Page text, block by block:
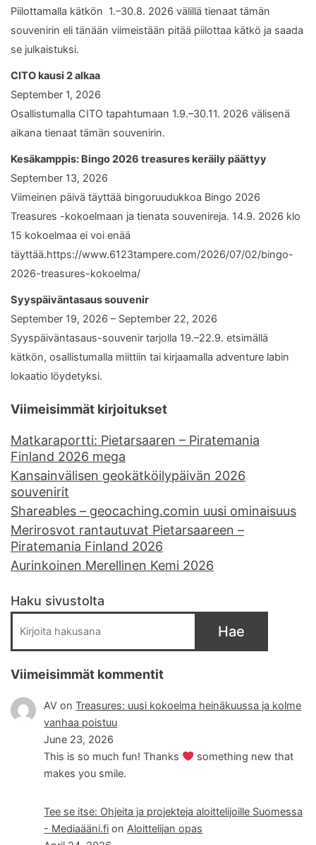
Piilottamalla kätkön 1.–30.8. 2026 välillä tienaat tämän
souvenirin eli tänään viimeistään pitää piilottaa kätkö ja saada
se julkaistuksi.
CITO kausi 2 alkaa
September 1, 2026
Osallistumalla CITO tapahtumaan 1.9.–30.11. 2026 välisenä
aikana tienaat tämän souvenirin.
Kesäkamppis: Bingo 2026 treasures keräily päättyy
September 13, 2026
Viimeinen päivä täyttää bingoruudukkoa Bingo 2026
Treasures -kokoelmaan ja tienata souvenireja. 14.9. 2026 klo
15 kokoelmaa ei voi enää
täyttää.https://www.6123tampere.com/2026/07/02/bingo-
2026-treasures-kokoelma/
Syyspäiväntasaus souvenir
September 19, 2026 – September 22, 2026
Syyspäiväntasaus-souvenir tarjolla 19.–22.9. etsimällä
kätkön, osallistumalla miittiin tai kirjaamalla adventure labin
lokaatio löydetyksi.
Viimeisimmät kirjoitukset
Matkaraportti: Pietarsaaren – Piratemania
Finland 2026 mega
Kansainvälisen geokätköilypäivän 2026
souvenirit
Shareables – geocaching.comin uusi ominaisuus
Merirosvot rantautuvat Pietarsaareen –
Piratemania Finland 2026
Aurinkoinen Merellinen Kemi 2026
Haku sivustolta
Hae
Viimeisimmät kommentit
AV onTreasures: uusi kokoelma heinäkuussa ja kolme
vanhaa poistuu
June 23, 2026
This is so much fun! Thanks
something new that
makes you smile.
Tee se itse: Ohjeita ja projekteja aloittelijoille Suomessa
- Mediaääni.fi onAloittelijan opas